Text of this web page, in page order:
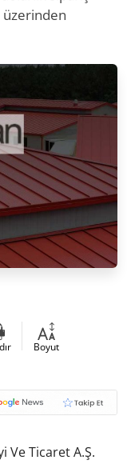
üzerinden
Boyut
Ve Ticaret A.Ş.